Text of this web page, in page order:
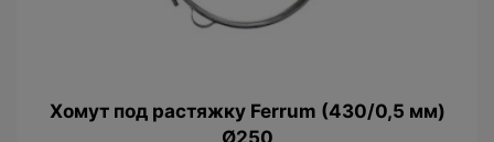
Хомут под растяжку Ferrum (430/0,5 мм)
Ø250